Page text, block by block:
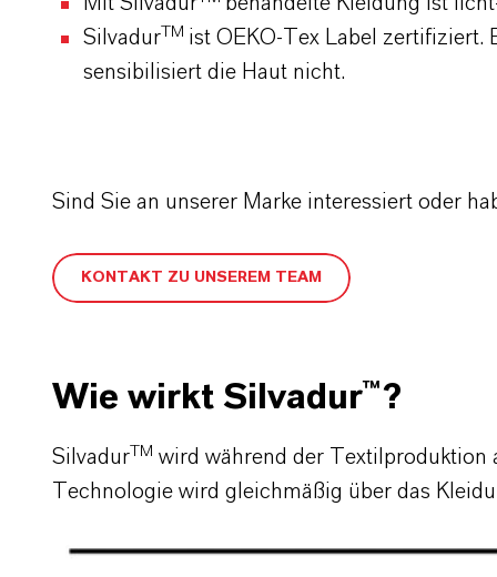
SilvadurTM ist OEKO-Tex Label zertifiziert.
sensibilisiert die Haut nicht.
Sind Sie an unserer Marke interessiert oder
KONTAKT ZU UNSEREM TEAM
Wie wirkt Silvadur™?
SilvadurTM wird während der Textilproduktion
Technologie wird gleichmäßig über das